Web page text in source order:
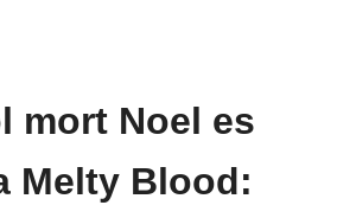
mort Noel es
Melty Blood: